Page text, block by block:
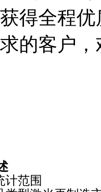
得全程
的客户
范围